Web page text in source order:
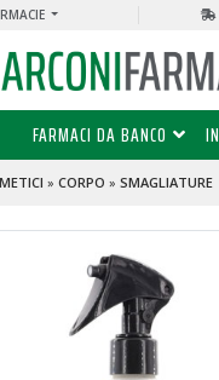
FARMACI DA BANCO
» CORPO » SMAGLIATURE